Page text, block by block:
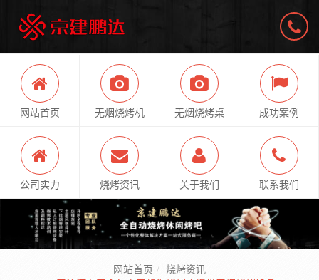
网站首页 无烟烧烤机 无烟烧烤桌 成功案例
公司实力 烧烤资讯 关于我们 联系我们
网站首页
烧烤资讯